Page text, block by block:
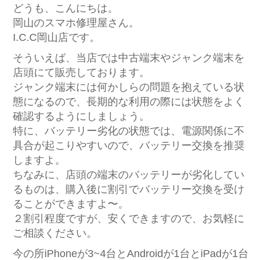
どうも、こんにちは。
岡山のスマホ修理屋さん。
I.C.C岡山店です。
そういえば、当店では中古端末やジャンク端末を
店頭にて販売しております。
ジャンク端末には何かしらの問題を抱えている状
態になるので、長期的な利用の際には状態をよく
確認するようにしましょう。
特に、バッテリー劣化の状態では、電源関係に不
具合が起こりやすいので、バッテリー交換を推奨
しますよ。
ちなみに、店頭の端末のバッテリーが劣化してい
るものは、購入後に割引でバッテリー交換を受け
ることができますよ〜。
２割引程度ですが、安くできますので、お気軽に
ご相談ください。
今の所iPhoneが3~4台とAndroidが1台とiPadが1台